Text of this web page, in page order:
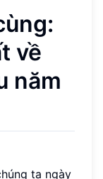
về
năm
ta ngày